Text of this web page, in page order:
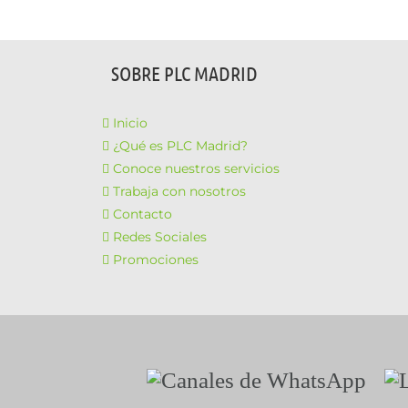
SOBRE PLC MADRID
Inicio
¿Qué es PLC Madrid?
Conoce nuestros servicios
Trabaja con nosotros
Contacto
Redes Sociales
Promociones
Canales